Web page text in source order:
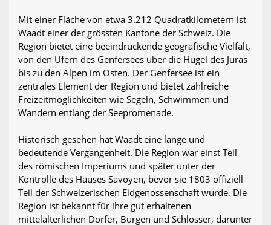
Mit einer Fläche von etwa 3.212 Quadratkilometern ist
Waadt einer der grössten Kantone der Schweiz. Die
Region bietet eine beeindruckende geografische Vielfalt,
von den Ufern des Genfersees über die Hügel des Juras
bis zu den Alpen im Osten. Der Genfersee ist ein
zentrales Element der Region und bietet zahlreiche
Freizeitmöglichkeiten wie Segeln, Schwimmen und
Wandern entlang der Seepromenade.
Historisch gesehen hat Waadt eine lange und
bedeutende Vergangenheit. Die Region war einst Teil
des römischen Imperiums und später unter der
Kontrolle des Hauses Savoyen, bevor sie 1803 offiziell
Teil der Schweizerischen Eidgenossenschaft wurde. Die
Region ist bekannt für ihre gut erhaltenen
mittelalterlichen Dörfer, Burgen und Schlösser, darunter